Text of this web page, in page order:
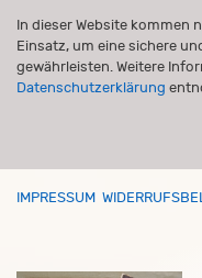
In dieser Website kommen
Einsatz, um eine sichere
gewährleisten. Weitere
Datenschutzerklärung
IMPRESSUM